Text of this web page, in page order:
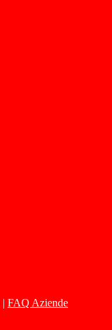
| FAQ Aziende